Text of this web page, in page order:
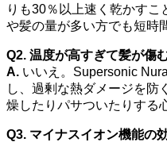
りも30％以上速く乾かす
や髪の量が多い方でも短時
Q2. 温度が高すぎて髪が傷
A. いいえ。Supersonic
し、過剰な熱ダメージを防
燥したりパサついたりする
Q3. マイナスイオン機能の